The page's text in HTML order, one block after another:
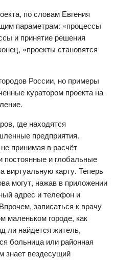
по словам Евгения
параметрам: «процессы
и принятие решения
«проекты становятся
России, но примеры
куратором проекта на
где находятся
предприятия.
принимая в расчёт
постоянные и глобальные
виртуальную карту. Теперь
могут, нажав в приложении
адрес и телефон и
записаться к врачу
маленьком городе, как
ли найдется житель,
больница или районная
знает вездесущий